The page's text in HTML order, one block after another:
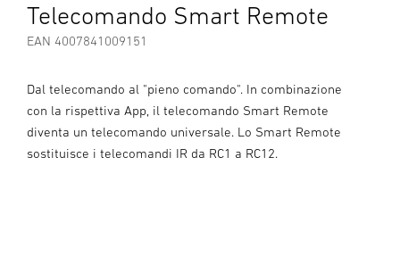
Telecomando Smart Remote
EAN 4007841009151
Dal telecomando al "pieno comando". In combinazione
con la rispettiva App, il telecomando Smart Remote
diventa un telecomando universale. Lo Smart Remote
sostituisce i telecomandi IR da RC1 a RC12.